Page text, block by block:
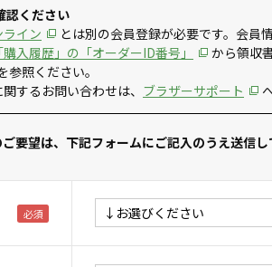
認ください
イン
とは別の会員登録が必要です。会員
「購入履歴」の「オーダーID番号」
から領収
参照ください。
するお問い合わせは、 ブラザーサポート
要望は、下記フォームにご記入のうえ送信し